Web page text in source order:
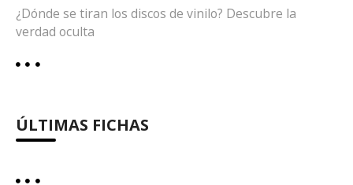
¿Dónde se tiran los discos de vinilo? Descubre la
verdad oculta
ÚLTIMAS FICHAS